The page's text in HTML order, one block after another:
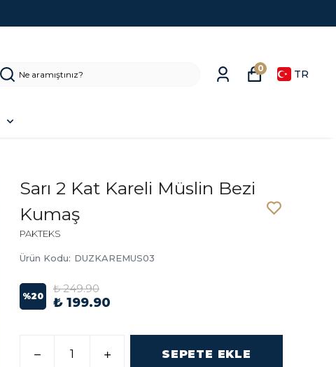
0 TR
Sarı 2 Kat Kareli Müslin Bezi
Kumaş
PAKTEKS
Ürün Kodu: DUZKAREMUS03
%20
₺ 249.90
₺ 199.90
SEPETE EKLE